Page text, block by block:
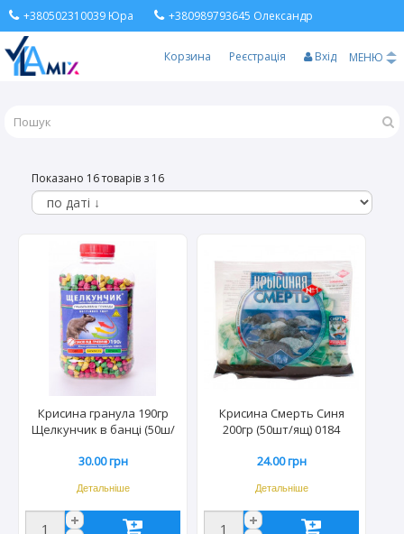
+380502310039 Юра +380989793645 Олександр
Корзина Реєстрація Вхід МЕНЮ
Показано 16 товарів з 16
Крисина гранула 190гр
Щелкунчик в банці (50ш/
30.00 грн
Детальніше
Крисина Смерть Синя
200гр (50шт/ящ) 0184
24.00 грн
Детальніше